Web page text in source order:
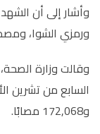
وأشار إلى أن
ورمزي الشوا،
وقالت وزارة
و172,068 مصابًا.